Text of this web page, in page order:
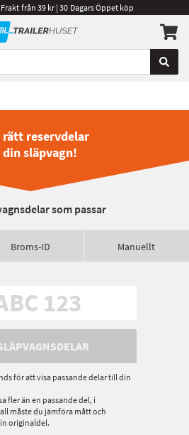
från 39 kr | 30 Dagars Öppet köp
reservdelar
släpvagn!
som passar
Broms-ID Manuellt
för att visa passande delar till din
fler än en passande del, i
måste du jämföra mått och
originaldel.